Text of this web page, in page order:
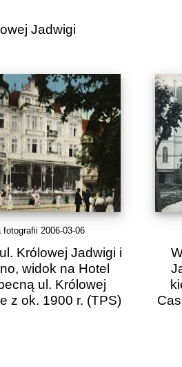
Jadwigi
fotografii 2006-03-06
Królowej Jadwigi i
widok na Hotel
ul. Królowej
z ok. 1900 r. (TPS)